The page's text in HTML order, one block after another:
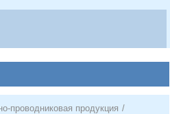
проводниковая продукция /